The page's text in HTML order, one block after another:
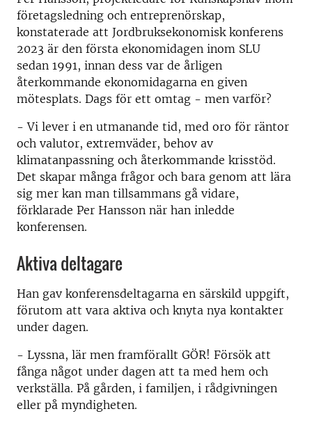
företagsledning och entreprenörskap,
konstaterade att Jordbruksekonomisk konferens
2023 är den första ekonomidagen inom SLU
sedan 1991, innan dess var de årligen
återkommande ekonomidagarna en given
mötesplats. Dags för ett omtag - men varför?
- Vi lever i en utmanande tid, med oro för räntor
och valutor, extremväder, behov av
klimatanpassning och återkommande krisstöd.
Det skapar många frågor och bara genom att lära
sig mer kan man tillsammans gå vidare,
förklarade Per Hansson när han inledde
konferensen.
Aktiva deltagare
Han gav konferensdeltagarna en särskild uppgift,
förutom att vara aktiva och knyta nya kontakter
under dagen.
- Lyssna, lär men framförallt GÖR! Försök att
fånga något under dagen att ta med hem och
verkställa. På gården, i familjen, i rådgivningen
eller på myndigheten.